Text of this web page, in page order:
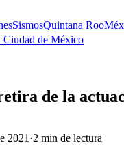
SismosQuintana Roo
Ciudad de México
de la
2021 ·2 min de lectura